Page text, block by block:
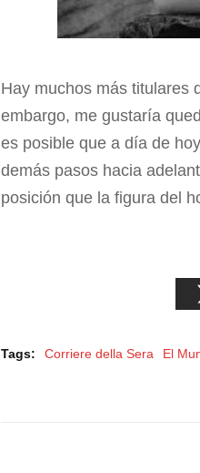
Hay muchos más titulares
embargo, me gustaría
es posible que a día de
demás pasos hacia
posición que la figura del
Tags: Corriere della Sera El